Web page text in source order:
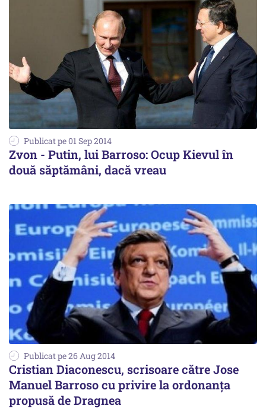
Publicat pe 01 Sep 2014
Zvon - Putin, lui Barroso: Ocup Kievul în
două săptămâni, dacă vreau
Publicat pe 26 Aug 2014
Cristian Diaconescu, scrisoare către Jose
Manuel Barroso cu privire la ordonanța
propusă de Dragnea